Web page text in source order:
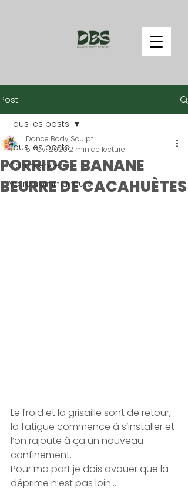
Post
Tous les posts
Commencer
Votre communauté
Tous les posts
PORRIDGE BANANE
BEURRE DE CACAHUÈTES
Dance Body Sculpt
5 nov. 20202 min de lecture
Le froid et la grisaille sont de retour,
la fatigue commence à s’installer et
l’on rajoute à ça un nouveau
confinement.
Pour ma part je dois avouer que la
déprime n’est pas loin...